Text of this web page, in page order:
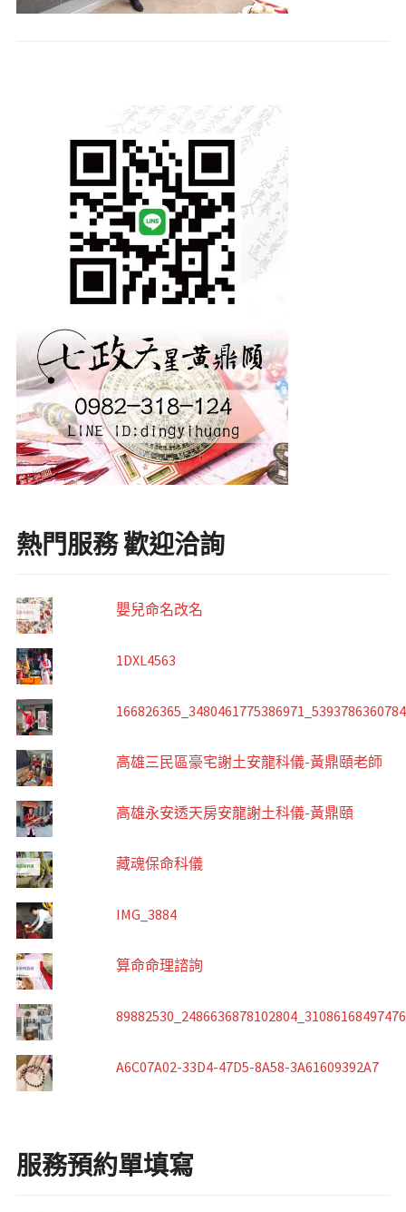
熱門服務 歡迎洽詢
嬰兒命名改名
1DXL4563
高雄三民區豪宅謝土安龍科儀-黃鼎頤老師
高雄永安透天房安龍謝土科儀-黃鼎頤
藏魂保命科儀
IMG_3884
算命命理諮詢
A6C07A02-33D4-47D5-8A58-3A61609392A7
服務預約單填寫